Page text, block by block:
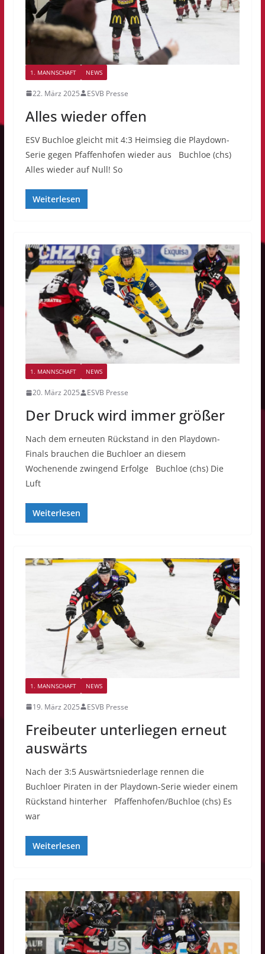
1. MANNSCHAFT NEWS
22. März 2025 ESVB Presse
Alles wieder offen
ESV Buchloe gleicht mit 4:3 Heimsieg die Playdown-
Serie gegen Pfaffenhofen wieder aus Buchloe (chs)
Alles wieder auf Null! So
Weiterlesen
1. MANNSCHAFT NEWS
20. März 2025 ESVB Presse
Der Druck wird immer größer
Nach dem erneuten Rückstand in den Playdown-
Finals brauchen die Buchloer an diesem
Wochenende zwingend Erfolge Buchloe (chs) Die
Luft
Weiterlesen
1. MANNSCHAFT NEWS
19. März 2025 ESVB Presse
Freibeuter unterliegen erneut
auswärts
Nach der 3:5 Auswärtsniederlage rennen die
Buchloer Piraten in der Playdown-Serie wieder einem
Rückstand hinterher Pfaffenhofen/Buchloe (chs) Es
war
Weiterlesen